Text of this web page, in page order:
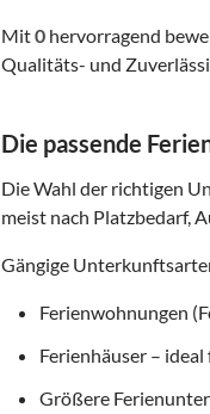
Mit0 hervorragend
Qualitäts- und
Die passende
Die Wahl der richtigen
meist nach Platzbedarf,
Gängige
Ferienwohnungen
Ferienhäuser –
Größere